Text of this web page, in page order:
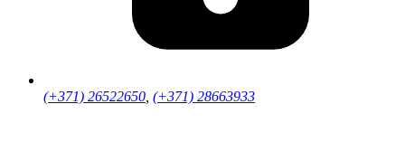
(+371) 26522650 (+371) 28663933